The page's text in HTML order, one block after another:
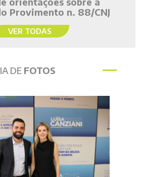
Provimento n. 88/CNJ
VER TODAS
DE FOTOS